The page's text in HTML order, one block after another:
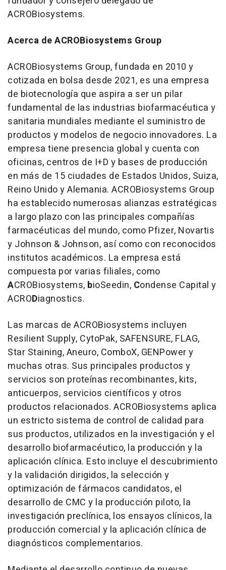
ACROBiosystems.
Acerca de ACROBiosystems Group
ACROBiosystems Group, fundada en 2010 y
cotizada en bolsa desde 2021, es una empresa
de biotecnología que aspira a ser un pilar
fundamental de las industrias biofarmacéutica y
sanitaria mundiales mediante el suministro de
productos y modelos de negocio innovadores. La
empresa tiene presencia global y cuenta con
oficinas, centros de I+D y bases de producción
en más de 15 ciudades de Estados Unidos, Suiza,
Reino Unido y Alemania. ACROBiosystems Group
ha establecido numerosas alianzas estratégicas
a largo plazo con las principales compañías
farmacéuticas del mundo, como Pfizer, Novartis
y Johnson & Johnson, así como con reconocidos
institutos académicos. La empresa está
compuesta por varias filiales, como
ACROBiosystems, bioSeedin, Condense Capital y
ACRODiagnostics.
Las marcas de ACROBiosystems incluyen
Resilient Supply, CytoPak, SAFENSURE, FLAG,
Star Staining, Aneuro, ComboX, GENPower y
muchas otras. Sus principales productos y
servicios son proteínas recombinantes, kits,
anticuerpos, servicios científicos y otros
productos relacionados. ACROBiosystems aplica
un estricto sistema de control de calidad para
sus productos, utilizados en la investigación y el
desarrollo biofarmacéutico, la producción y la
aplicación clínica. Esto incluye el descubrimiento
y la validación dirigidos, la selección y
optimización de fármacos candidatos, el
desarrollo de CMC y la producción piloto, la
investigación preclínica, los ensayos clínicos, la
producción comercial y la aplicación clínica de
diagnósticos complementarios.